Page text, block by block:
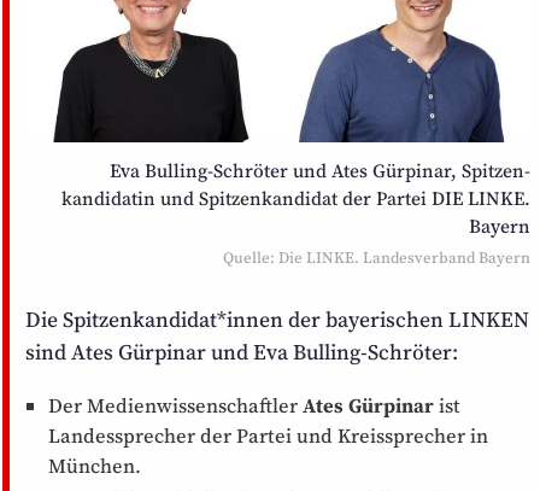
Eva Bulling-Schröter und Ates Gürpinar, Spitzen­
kandidatin und Spitzenkandidat der Partei DIE LINKE.
Bayern
Quelle: Die LINKE. Landesverband Bayern
Die Spitzenkandidat*innen der bayerischen LINKEN
sind Ates Gürpinar und Eva Bulling-Schröter:
Der MedienwissenschaftlerAtes Gürpinarist
Landes­sprecher der Partei und Kreis­sprecher in
München.